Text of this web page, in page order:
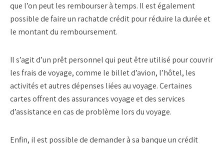
que l’on peut les rembourser à temps. Il est également
possible de faire un rachatde crédit pour réduire la durée et
le montantdu remboursement.
Il s’agit d’un prêtpersonnelqui peut être utilisé pour couvrir
les frais de voyage, comme le billet d’avion, l’hôtel, les
activités et autres dépenses liées au voyage. Certaines
cartes offrent desassurancesvoyage et des services
d’assistance en cas de problème lors du voyage.
Enfin, il est possible de demander à sa banque un crédit